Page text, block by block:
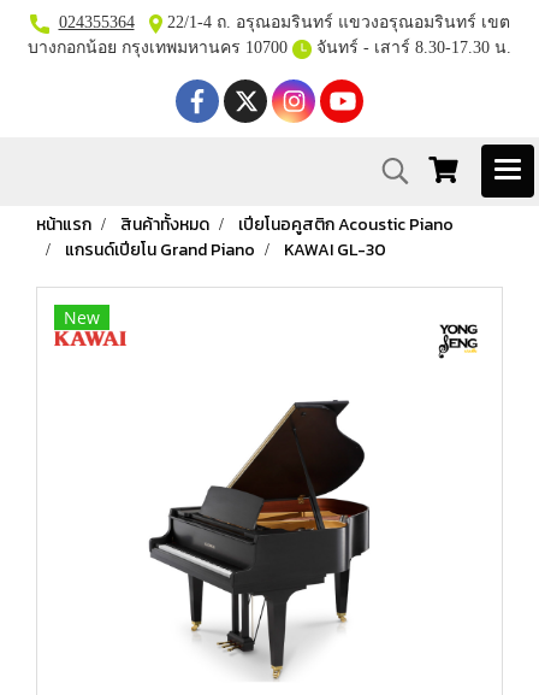
024355364
22/1-4 ถ. อรุณอมรินทร์ แขวงอรุณอมรินทร์ เขต
บางกอกน้อย กรุงเทพมหานคร 10700
จันทร์ - เสาร์ 8.30-17.30 น.
หน้าแรก สินค้าทั้งหมด
เปียโนอคูสติก Acoustic Piano
แกรนด์เปียโน Grand Piano
KAWAI GL-30
New